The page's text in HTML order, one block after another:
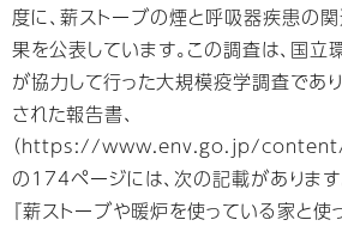
度に、薪ストーブの煙と呼吸器疾患の
果を公表しています。この調査は、国
が協力して行った大規模疫学調査であ
された報告書、
（https://www.env.go.jp/
の174ページには、次の記載があります
『薪ストーブや暖炉を使っている家と使